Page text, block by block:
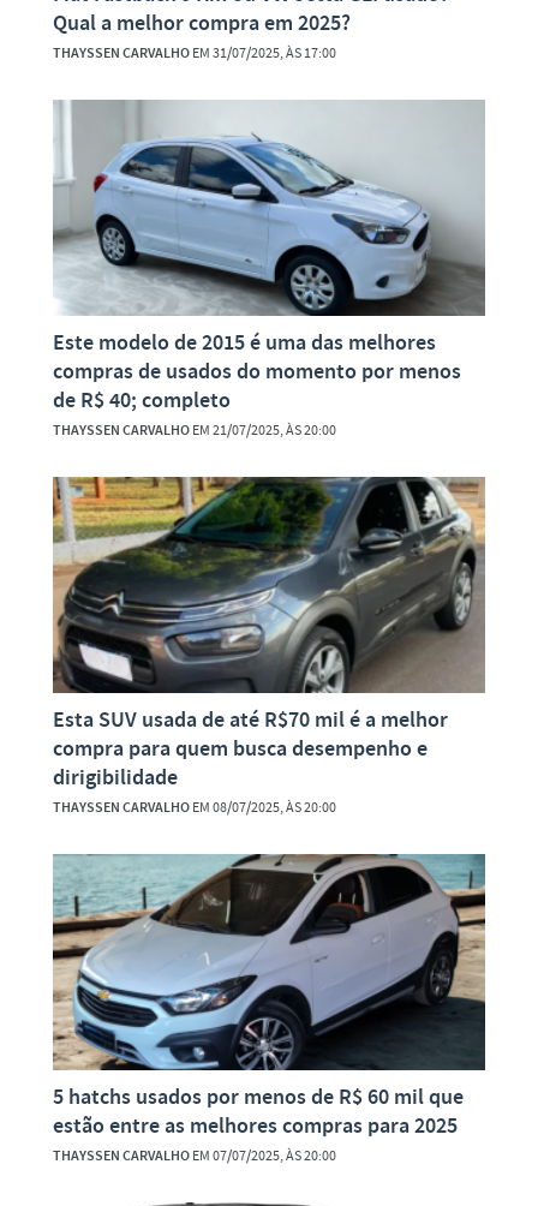
Qual a melhor compra em 2025?
THAYSSEN CARVALHOEM 31/07/2025, ÀS 17:00
Este modelo de 2015 é uma das melhores
compras de usados do momento por menos
de R$ 40; completo
THAYSSEN CARVALHOEM 21/07/2025, ÀS 20:00
Esta SUV usada de até R$70 mil é a melhor
compra para quem busca desempenho e
dirigibilidade
THAYSSEN CARVALHOEM 08/07/2025, ÀS 20:00
5 hatchs usados por menos de R$ 60 mil que
estão entre as melhores compras para 2025
THAYSSEN CARVALHOEM 07/07/2025, ÀS 20:00